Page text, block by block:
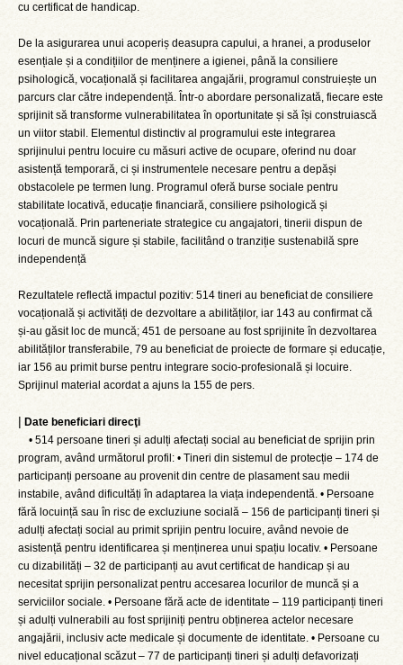
cu certificat de handicap.
De la asigurarea unui acoperiș deasupra capului, a hranei, a produselor
esențiale și a condițiilor de menținere a igienei, până la consiliere
psihologică, vocațională și facilitarea angajării, programul construiește un
parcurs clar către independență. Într-o abordare personalizată, fiecare este
sprijinit să transforme vulnerabilitatea în oportunitate și să își construiască
un viitor stabil. Elementul distinctiv al programului este integrarea
sprijinului pentru locuire cu măsuri active de ocupare, oferind nu doar
asistență temporară, ci și instrumentele necesare pentru a depăși
obstacolele pe termen lung. Programul oferă burse sociale pentru
stabilitate locativă, educație financiară, consiliere psihologică și
vocațională. Prin parteneriate strategice cu angajatori, tinerii dispun de
locuri de muncă sigure și stabile, facilitând o tranziție sustenabilă spre
independență
Rezultatele reflectă impactul pozitiv: 514 tineri au beneficiat de consiliere
vocațională și activități de dezvoltare a abilităților, iar 143 au confirmat că
și-au găsit loc de muncă; 451 de persoane au fost sprijinite în dezvoltarea
abilităților transferabile, 79 au beneficiat de proiecte de formare și educație,
iar 156 au primit burse pentru integrare socio-profesională și locuire.
Sprijinul material acordat a ajuns la 155 de pers.
| Date beneficiari direcţi
• 514 persoane tineri și adulți afectați social au beneficiat de sprijin prin
program, având următorul profil: • Tineri din sistemul de protecție – 174 de
participanți persoane au provenit din centre de plasament sau medii
instabile, având dificultăți în adaptarea la viața independentă. • Persoane
fără locuință sau în risc de excluziune socială – 156 de participanți tineri și
adulți afectați social au primit sprijin pentru locuire, având nevoie de
asistență pentru identificarea și menținerea unui spațiu locativ. • Persoane
cu dizabilități – 32 de participanți au avut certificat de handicap și au
necesitat sprijin personalizat pentru accesarea locurilor de muncă și a
serviciilor sociale. • Persoane fără acte de identitate – 119 participanți tineri
și adulți vulnerabili au fost sprijiniți pentru obținerea actelor necesare
angajării, inclusiv acte medicale și documente de identitate. • Persoane cu
nivel educațional scăzut – 77 de participanți tineri și adulți defavorizați